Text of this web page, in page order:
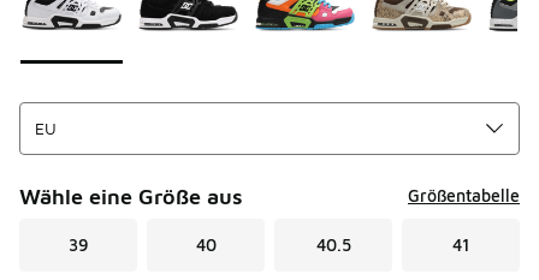
Wähle eine Größe aus Größentabelle
39 40 40.5 41